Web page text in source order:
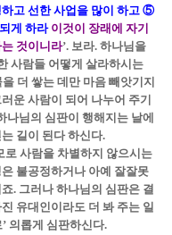
고 선한 사업을 많이 하고 ⑤
게 하라 이것이 장래에 자기
것이니라’. 보라. 하나님을
사람들 어떻게 살라하시는
더 쌓는 데만 마음 빼앗기지
운 사람이 되어 나누어 주기
나님의 심판이 행해지는 날에
길이 된다 하신다.
사람을 차별하지 않으시는
불공정하거나 아예 잘잘못
. 그러나 하나님의 심판은 결
유대인이라도 더 봐 주는 일
의롭게 심판하신다.